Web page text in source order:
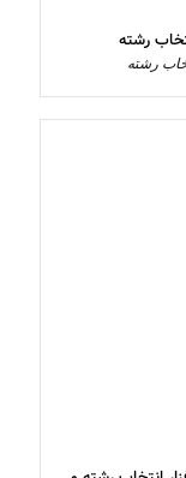
رشته
رشته